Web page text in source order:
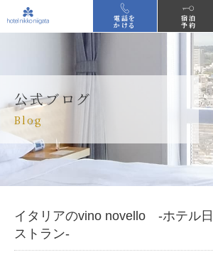
電話を
かける
宿泊
予約
公式ブログ
Blog
イタリアのvino novello -ホテル
ストラン-